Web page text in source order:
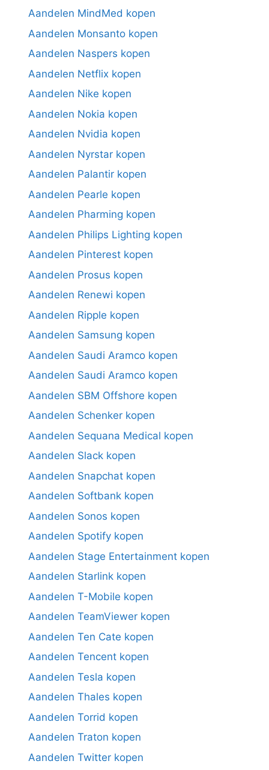
Aandelen MindMed kopen
Aandelen Monsanto kopen
Aandelen Naspers kopen
Aandelen Netflix kopen
Aandelen Nike kopen
Aandelen Nokia kopen
Aandelen Nvidia kopen
Aandelen Nyrstar kopen
Aandelen Palantir kopen
Aandelen Pearle kopen
Aandelen Pharming kopen
Aandelen Philips Lighting kopen
Aandelen Pinterest kopen
Aandelen Prosus kopen
Aandelen Renewi kopen
Aandelen Ripple kopen
Aandelen Samsung kopen
Aandelen Saudi Aramco kopen
Aandelen Saudi Aramco kopen
Aandelen SBM Offshore kopen
Aandelen Schenker kopen
Aandelen Sequana Medical kopen
Aandelen Slack kopen
Aandelen Snapchat kopen
Aandelen Softbank kopen
Aandelen Sonos kopen
Aandelen Spotify kopen
Aandelen Stage Entertainment kopen
Aandelen Starlink kopen
Aandelen T-Mobile kopen
Aandelen TeamViewer kopen
Aandelen Ten Cate kopen
Aandelen Tencent kopen
Aandelen Tesla kopen
Aandelen Thales kopen
Aandelen Torrid kopen
Aandelen Traton kopen
Aandelen Twitter kopen